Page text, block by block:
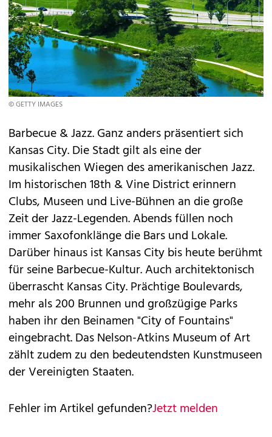
© GETTY IMAGES
Barbecue & Jazz. Ganz anders präsentiert sich
Kansas City. Die Stadt gilt als eine der
musikalischen Wiegen des amerikanischen Jazz.
Im historischen 18th & Vine District erinnern
Clubs, Museen und Live-Bühnen an die große
Zeit der Jazz-Legenden. Abends füllen noch
immer Saxofonklänge die Bars und Lokale.
Darüber hinaus ist Kansas City bis heute berühmt
für seine Barbecue-Kultur. Auch architektonisch
überrascht Kansas City. Prächtige Boulevards,
mehr als 200 Brunnen und großzügige Parks
haben ihr den Beinamen "City of Fountains"
eingebracht. Das Nelson-Atkins Museum of Art
zählt zudem zu den bedeutendsten Kunstmuseen
der Vereinigten Staaten.
Fehler im Artikel gefunden?Jetzt melden